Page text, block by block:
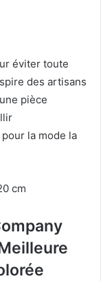
éviter toute
des artisans
pièce
la mode la
cm